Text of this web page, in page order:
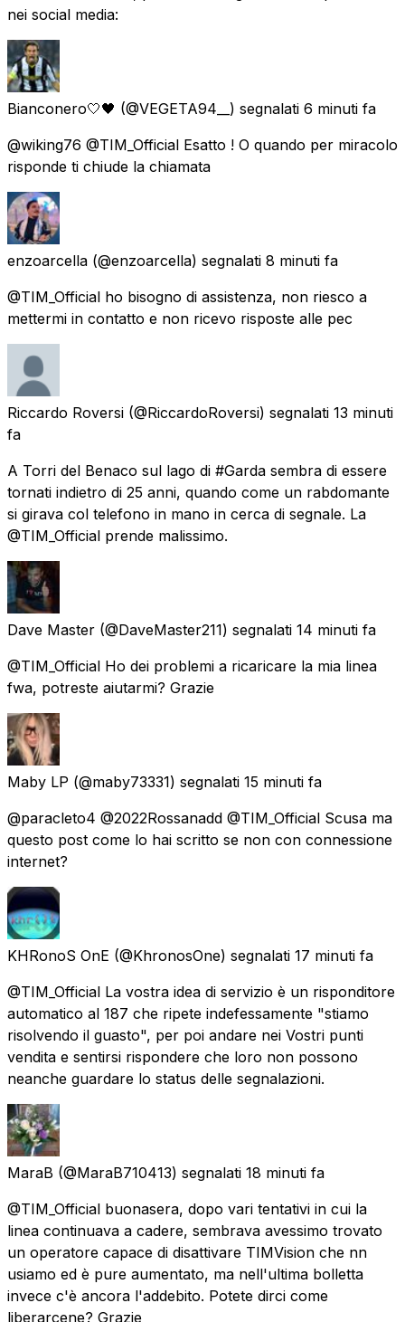
nei social media:
Bianconero🤍🖤 (@VEGETA94__) segnalati 6 minuti fa
@wiking76 @TIM_Official Esatto ! O quando per miracolo
risponde ti chiude la chiamata
enzoarcella (@enzoarcella) segnalati 8 minuti fa
@TIM_Official ho bisogno di assistenza, non riesco a
mettermi in contatto e non ricevo risposte alle pec
Riccardo Roversi (@RiccardoRoversi) segnalati 13 minuti
fa
A Torri del Benaco sul lago di #Garda sembra di essere
tornati indietro di 25 anni, quando come un rabdomante
si girava col telefono in mano in cerca di segnale. La
@TIM_Official prende malissimo.
Dave Master (@DaveMaster211) segnalati 14 minuti fa
@TIM_Official Ho dei problemi a ricaricare la mia linea
fwa, potreste aiutarmi? Grazie
Maby LP (@maby73331) segnalati 15 minuti fa
@paracleto4 @2022Rossanadd @TIM_Official Scusa ma
questo post come lo hai scritto se non con connessione
internet?
KHRonoS OnE (@KhronosOne) segnalati 17 minuti fa
@TIM_Official La vostra idea di servizio è un risponditore
automatico al 187 che ripete indefessamente "stiamo
risolvendo il guasto", per poi andare nei Vostri punti
vendita e sentirsi rispondere che loro non possono
neanche guardare lo status delle segnalazioni.
MaraB (@MaraB710413) segnalati 18 minuti fa
@TIM_Official buonasera, dopo vari tentativi in cui la
linea continuava a cadere, sembrava avessimo trovato
un operatore capace di disattivare TIMVision che nn
usiamo ed è pure aumentato, ma nell'ultima bolletta
invece c'è ancora l'addebito. Potete dirci come
liberarcene? Grazie